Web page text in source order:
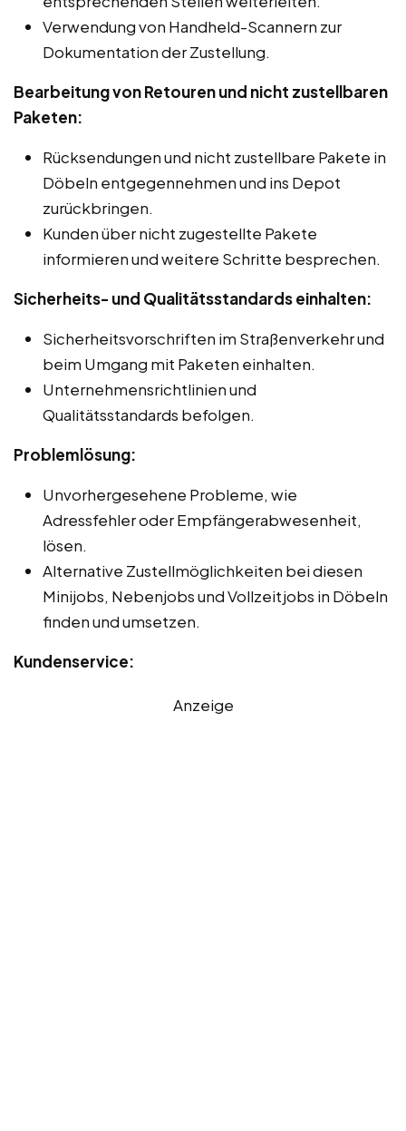
Verwendung von Handheld-Scannern zur
Dokumentation der Zustellung.
Bearbeitung von Retouren und nicht zustellbaren
Paketen:
Rücksendungen und nicht zustellbare Pakete in
Döbeln entgegennehmen und ins Depot
zurückbringen.
Kunden über nicht zugestellte Pakete
informieren und weitere Schritte besprechen.
Sicherheits- und Qualitätsstandards einhalten:
Sicherheitsvorschriften im Straßenverkehr und
beim Umgang mit Paketen einhalten.
Unternehmensrichtlinien und
Qualitätsstandards befolgen.
Problemlösung:
Unvorhergesehene Probleme, wie
Adressfehler oder Empfängerabwesenheit,
lösen.
Alternative Zustellmöglichkeiten bei diesen
Minijobs, Nebenjobs und Vollzeitjobs in Döbeln
finden und umsetzen.
Kundenservice:
Anzeige